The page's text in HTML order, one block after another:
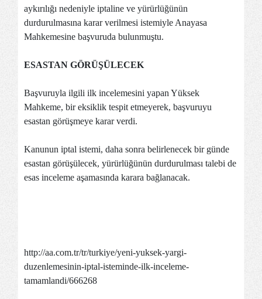
aykırılığı nedeniyle iptaline ve yürürlüğünün
durdurulmasına karar verilmesi istemiyle Anayasa
Mahkemesine başvuruda bulunmuştu.
ESASTAN GÖRÜŞÜLECEK
Başvuruyla ilgili ilk incelemesini yapan Yüksek
Mahkeme, bir eksiklik tespit etmeyerek, başvuruyu
esastan görüşmeye karar verdi.
Kanunun iptal istemi, daha sonra belirlenecek bir günde
esastan görüşülecek, yürürlüğünün durdurulması talebi de
esas inceleme aşamasında karara bağlanacak.
http://aa.com.tr/tr/turkiye/yeni-yuksek-yargi-
duzenlemesinin-iptal-isteminde-ilk-inceleme-
tamamlandi/666268